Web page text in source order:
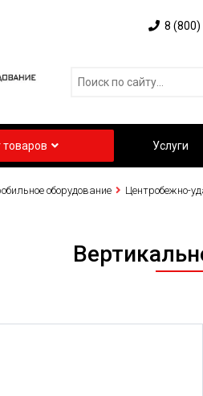
8
товаров Услуги
оборудование Центробежно-